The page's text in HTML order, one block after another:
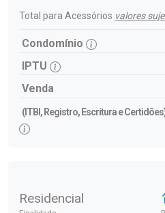
Total para Acessórios valores
Condomínio
IPTU
Venda
(ITBI, Registro, Escritura e
Residencial